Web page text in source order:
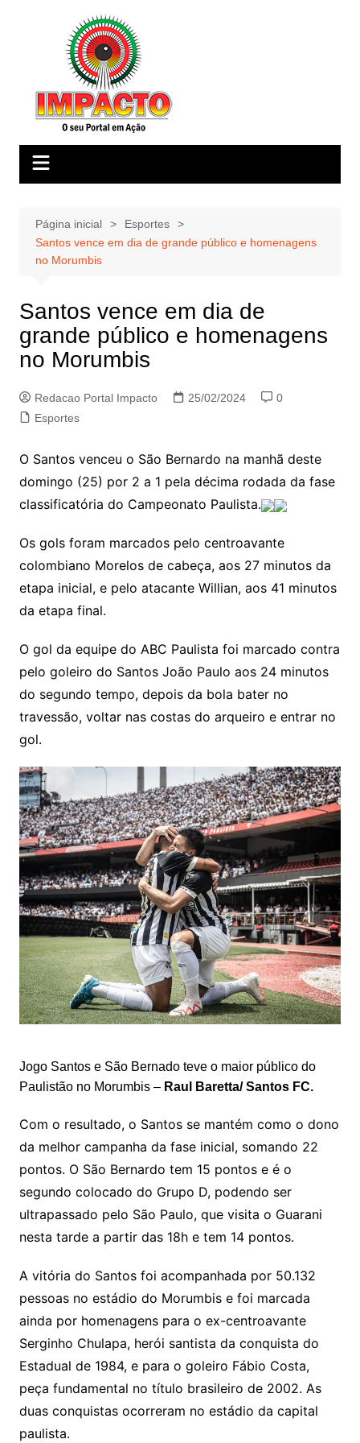
Página inicial
Esportes
Santos vence em dia de grande público e homenagens
no Morumbis
Santos vence em dia de
grande público e homenagens
no Morumbis
Redacao Portal Impacto 25/02/2024
0
Esportes
O Santos venceu o São Bernardo na manhã deste
domingo (25) por 2 a 1 pela décima rodada da fase
classificatória do Campeonato Paulista.
Os gols foram marcados pelo centroavante
colombiano Morelos de cabeça, aos 27 minutos da
etapa inicial, e pelo atacante Willian, aos 41 minutos
da etapa final.
O gol da equipe do ABC Paulista foi marcado contra
pelo goleiro do Santos João Paulo aos 24 minutos
do segundo tempo, depois da bola bater no
travessão, voltar nas costas do arqueiro e entrar no
gol.
Jogo Santos e São Bernado teve o maior público do
Paulistão no Morumbis – Raul Baretta/ Santos FC.
Com o resultado, o Santos se mantém como o dono
da melhor campanha da fase inicial, somando 22
pontos. O São Bernardo tem 15 pontos e é o
segundo colocado do Grupo D, podendo ser
ultrapassado pelo São Paulo, que visita o Guarani
nesta tarde a partir das 18h e tem 14 pontos.
A vitória do Santos foi acompanhada por 50.132
pessoas no estádio do Morumbis e foi marcada
ainda por homenagens para o ex-centroavante
Serginho Chulapa, herói santista da conquista do
Estadual de 1984, e para o goleiro Fábio Costa,
peça fundamental no título brasileiro de 2002. As
duas conquistas ocorreram no estádio da capital
paulista.